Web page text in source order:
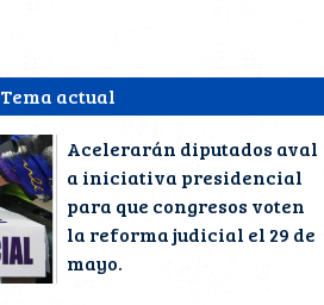
Tema actual
Acelerarán diputados aval
a iniciativa presidencial
para que congresos voten
la reforma judicial el 29 de
mayo.